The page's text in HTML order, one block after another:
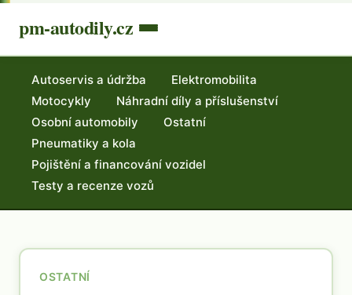
pm-autodily.cz
Autoservis a údržba
Elektromobilita
Motocykly
Náhradní díly a příslušenství
Osobní automobily
Ostatní
Pneumatiky a kola
Pojištění a financování vozidel
Testy a recenze vozů
OSTATNÍ